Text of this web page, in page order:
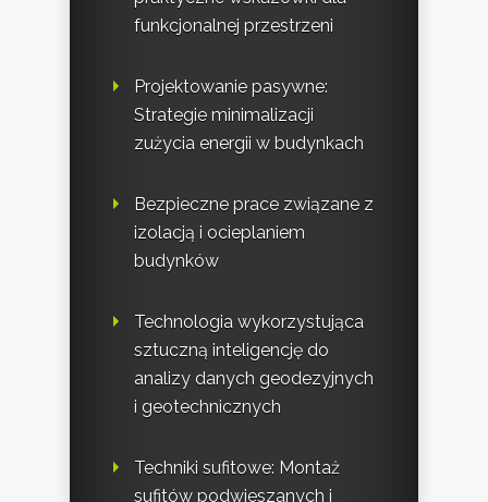
funkcjonalnej przestrzeni
Projektowanie pasywne:
Strategie minimalizacji
zużycia energii w budynkach
Bezpieczne prace związane z
izolacją i ocieplaniem
budynków
Technologia wykorzystująca
sztuczną inteligencję do
analizy danych geodezyjnych
i geotechnicznych
Techniki sufitowe: Montaż
sufitów podwieszanych i